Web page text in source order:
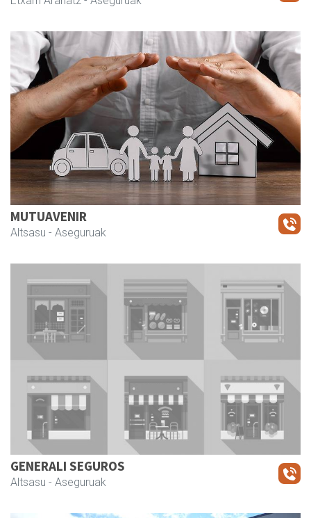
MUTUAVENIR
Altsasu - Aseguruak
GENERALI SEGUROS
Altsasu - Aseguruak